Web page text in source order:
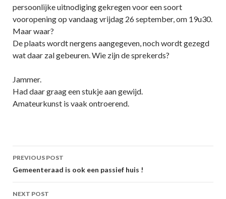
persoonlijke uitnodiging gekregen voor een soort
vooropening op vandaag vrijdag 26 september, om 19u30.
Maar waar?
De plaats wordt nergens aangegeven, noch wordt gezegd
wat daar zal gebeuren. Wie zijn de sprekerds?
Jammer.
Had daar graag een stukje aan gewijd.
Amateurkunst is vaak ontroerend.
Post
navigation
PREVIOUS POST
Gemeenteraad is ook een passief huis !
NEXT POST